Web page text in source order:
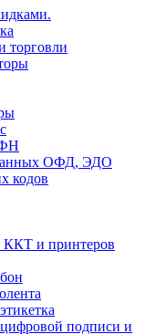
торговли
ОФД, ЭДО
кодов
ККТ и принтеров
подписи и